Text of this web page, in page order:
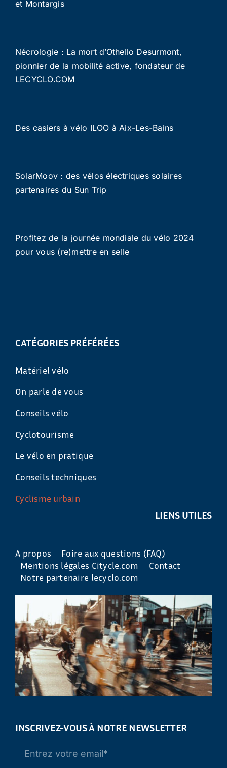
et Montargis
Nécrologie : La mort d’Othello Desurmont,
pionnier de la mobilité active, fondateur de
LECYCLO.COM
Des casiers à vélo ILOO à Aix-Les-Bains
SolarMoov : des vélos électriques solaires
partenaires du Sun Trip
Profitez de la journée mondiale du vélo 2024
pour vous (re)mettre en selle
CATÉGORIES PRÉFÉRÉES
Matériel vélo
On parle de vous
Conseils vélo
Cyclotourisme
Le vélo en pratique
Conseils techniques
Cyclisme urbain
LIENS UTILES
A propos
Foire aux questions (FAQ)
Mentions légales Citycle.com
Contact
Notre partenaire lecyclo.com
INSCRIVEZ-VOUS À NOTRE NEWSLETTER